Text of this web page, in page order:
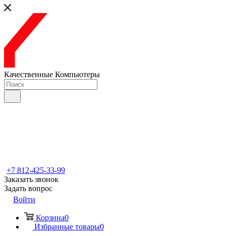
Качественные Компьютеры
+7 812-425-33-99
Заказать звонок
Задать вопрос
Войти
Корзина0
Избранные товары0